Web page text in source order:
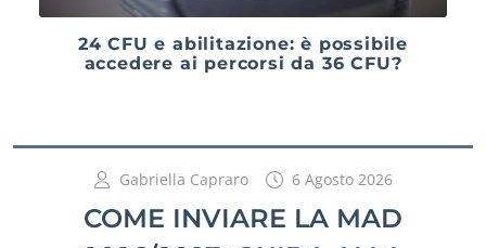
24 CFU e abilitazione: è possibile
accedere ai percorsi da 36 CFU?
Gabriella Capraro 6 Agosto 2026
COME INVIARE LA MAD